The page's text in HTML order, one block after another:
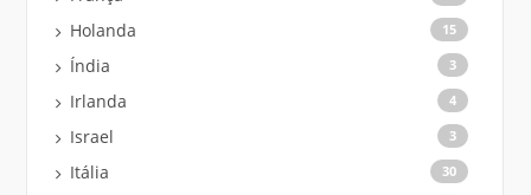
Holanda 15
Índia 3
Irlanda 4
Israel 3
Itália 30